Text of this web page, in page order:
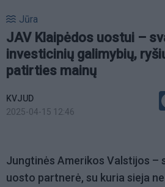
Jūra
JAV Klaipėdos uostui –
investicinių galimybių,
patirties mainų
KVJUD
2025-04-15 12:46
Jungtinės Amerikos Valstijos –
uosto partnerė, su kuria sieja